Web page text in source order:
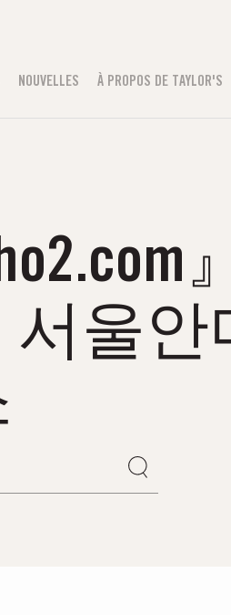
NOUVELLES À PROPOS DE TAYLOR'S
서울안